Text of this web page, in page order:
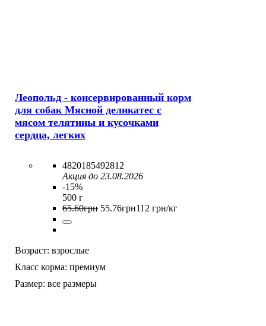
Леопольд - консервированный корм
для собак Мясной деликатес с
мясом телятины и кусочками
сердца, легких
4820185492812
Акция до 23.08.2026
-15%
500 г
65.60грн 55.76грн112 грн/кг
Возраст: взрослые
Класс корма: премиум
Размер: все размеры